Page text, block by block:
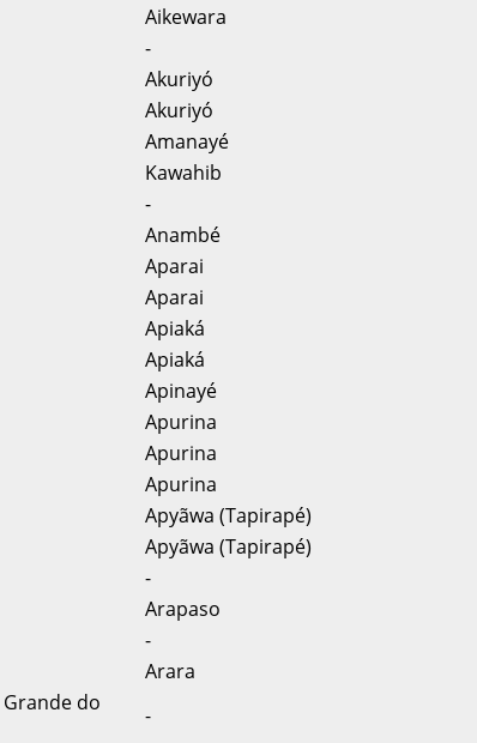
Aikewara
-
Akuriyó
Akuriyó
Amanayé
Kawahib
-
Anambé
Aparai
Aparai
Apiaká
Apiaká
Apinayé
Apurina
Apurina
Apurina
Apyãwa (Tapirapé)
Apyãwa (Tapirapé)
-
Arapaso
-
Arara
do
-